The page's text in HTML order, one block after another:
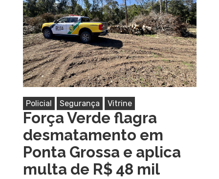
Policial Segurança Vitrine
Força Verde flagra
desmatamento em
Ponta Grossa e aplica
multa de R$ 48 mil